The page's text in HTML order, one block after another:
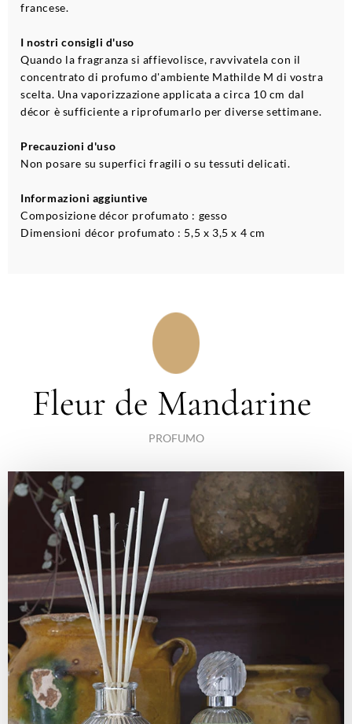
francese.
I nostri consigli d'uso
Quando la fragranza si affievolisce, ravvivatela con il
concentrato di profumo d'ambiente Mathilde M di vostra
scelta. Una vaporizzazione applicata a circa 10 cm dal
décor è sufficiente a riprofumarlo per diverse settimane.
Precauzioni d'uso
Non posare su superfici fragili o su tessuti delicati.
Informazioni aggiuntive
Composizione décor profumato : gesso
Dimensioni décor profumato : 5,5 x 3,5 x 4 cm
Fleur de Mandarine
PROFUMO